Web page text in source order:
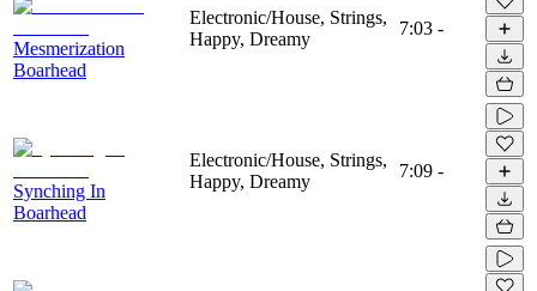
Mesmerization
Boarhead
Electronic/House, Strings,
Happy, Dreamy
7:03 -
Synching In
Boarhead
Electronic/House, Strings,
Happy, Dreamy
7:09 -